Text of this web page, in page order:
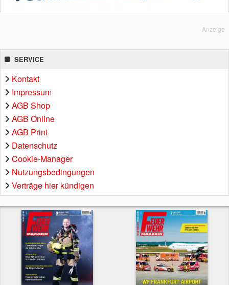
Anzeige
SERVICE
Kontakt
Impressum
AGB Shop
AGB Online
AGB Print
Datenschutz
Cookie-Manager
Nutzungsbedingungen
Verträge hier kündigen